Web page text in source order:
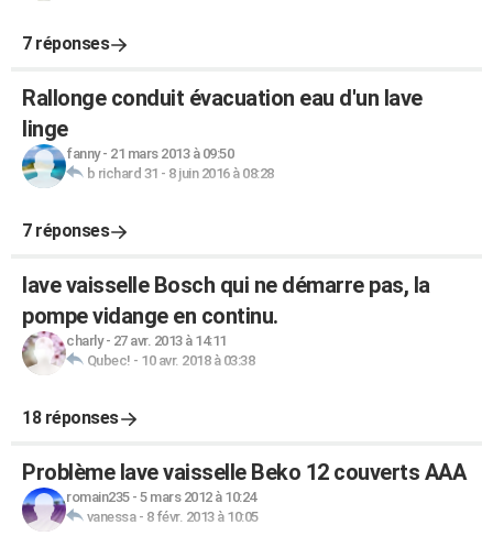
7 réponses
Rallonge conduit évacuation eau d'un lave
linge
fanny- 21 mars 2013 à 09:50
b richard 31 - 8 juin 2016 à 08:28
7 réponses
lave vaisselle Bosch qui ne démarre pas, la
pompe vidange en continu.
charly- 27 avr. 2013 à 14:11
Qubec! - 10 avr. 2018 à 03:38
18 réponses
Problème lave vaisselle Beko 12 couverts AAA
romain235- 5 mars 2012 à 10:24
vanessa- 8 févr. 2013 à 10:05